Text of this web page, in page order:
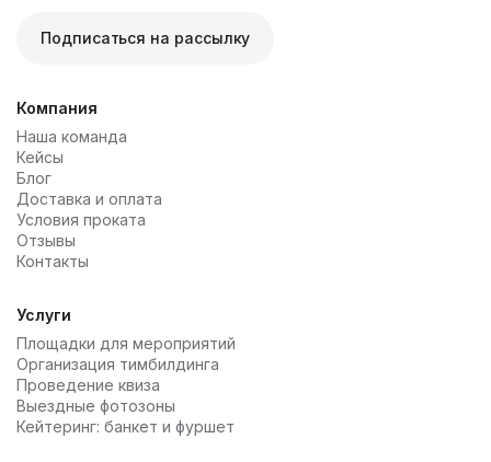
Подписаться на рассылку
Компания
Наша команда
Кейсы
Блог
Доставка и оплата
Условия проката
Отзывы
Контакты
Услуги
Площадки для мероприятий
Организация тимбилдинга
Проведение квиза
Выездные фотозоны
Кейтеринг: банкет и фуршет